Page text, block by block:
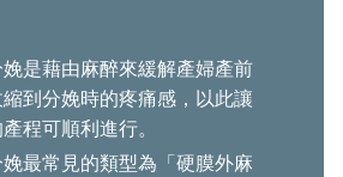
是藉由麻醉來緩解產婦產前
到分娩時的疼痛感，以此讓
程可順利進行。
最常見的類型為「硬膜外麻